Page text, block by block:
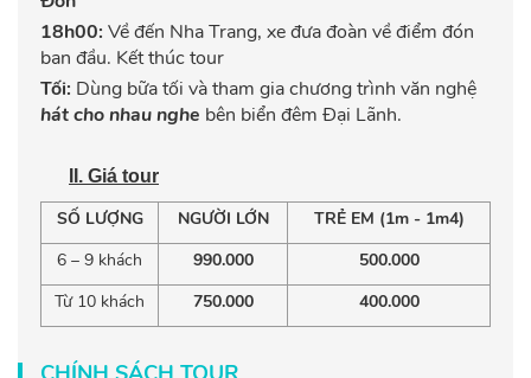
18h00: Về đến Nha Trang, xe đưa đoàn về điểm đón
ban đầu. Kết thúc tour
Tối: Dùng bữa tối và tham gia chương trình văn nghệ
hát cho nhau nghe bên biển đêm Đại Lãnh.
II. Giá tour
SỐ LƯỢNG NGƯỜI LỚN
TRẺ EM (1m - 1m4)
6 – 9 khách
990.000
500.000
Từ 10 khách
750.000 400.000